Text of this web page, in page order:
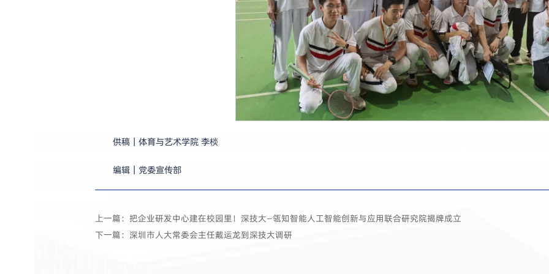
供稿｜体育与艺术学院 李棪
编辑｜党委宣传部
上一篇：把企业研发中心建在校园里！深技大—瓴知智能人工智能创新与应用联合研究院揭牌成立
下一篇：深圳市人大常委会主任戴运龙到深技大调研